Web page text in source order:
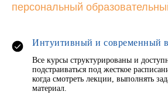
персональный
Интуитивный и современный
Все курсы структурированы и
подстраиваться под жесткое
когда смотреть лекции, выполнять
материал.